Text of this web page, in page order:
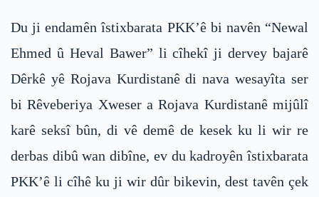
Du ji endamên îstixbarata PKK’ê bi navên “Newal
Ehmed û Heval Bawer” li cîhekî ji dervey bajarê
Dêrkê yê Rojava Kurdistanê di nava wesayîta ser
bi Rêveberiya Xweser a Rojava Kurdistanê mijûlî
karê seksî bûn, di vê demê de kesek ku li wir re
derbas dibû wan dibîne, ev du kadroyên îstixbarata
PKK’ê li cîhê ku ji wir dûr bikevin, dest tavên çek